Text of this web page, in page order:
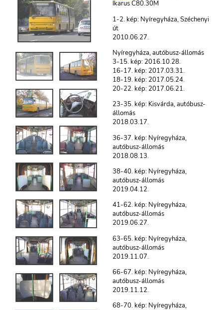
Ikarus C80.30M
1-2. kép: Nyíregyháza, Széchenyi
út
2010.06.27.
Nyíregyháza, autóbusz-állomás
3-15. kép: 2016.10.28.
16-17. kép: 2017.03.31.
18-19. kép: 2017.05.24.
20-22. kép: 2017.06.21.
23-35. kép: Kisvárda, autóbusz-
állomás
2018.03.17.
36-37. kép: Nyíregyháza,
autóbusz-állomás
2018.08.13.
38-40. kép: Nyíregyháza,
autóbusz-állomás
2019.04.12.
41-62. kép: Nyíregyháza,
autóbusz-állomás
2019.06.27.
63-65. kép: Nyíregyháza,
autóbusz-állomás
2019.11.07.
66-67. kép: Nyíregyháza,
autóbusz-állomás
2019.11.12.
68-70. kép: Nyíregyháza,